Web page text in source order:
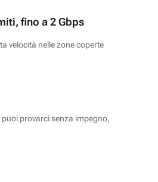
fino a 2 Gbps
velocità nelle zone coperte
provarci senza impegno,